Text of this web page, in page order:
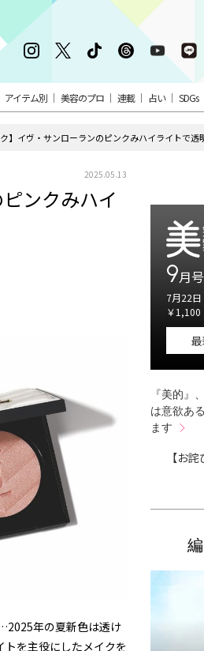
アイテム別 美容のプロ 連載 占い SDGs
ク】イヴ・サンローランのピンクみハイライトで
2025.05.13
ンクみハイ
年の夏新色は透け
を主役にしたメイクを
9月号
7月22日
￥1,100
『美的』
は意欲あ
ます
【お